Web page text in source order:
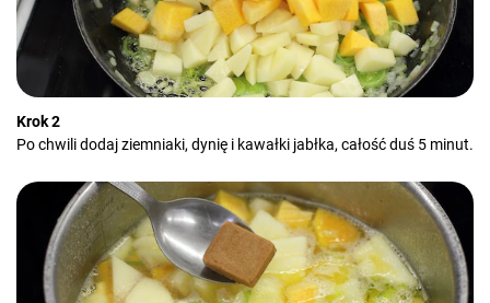
Krok 2
Po chwili dodaj ziemniaki, dynię i kawałki jabłka, całość duś 5 minut.